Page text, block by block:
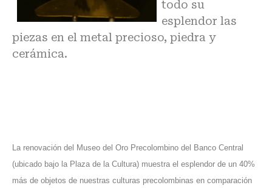
todo su
esplendor las
piezas en el metal precioso, piedra y
cerámica.
La renovación del Museo del Oro Precolombino del Banco Central
(ubicado bajo la Plaza de la Cultura) muestra el esplendor de un 40%
más de objetos de nuestras culturas precolombinas en comparación